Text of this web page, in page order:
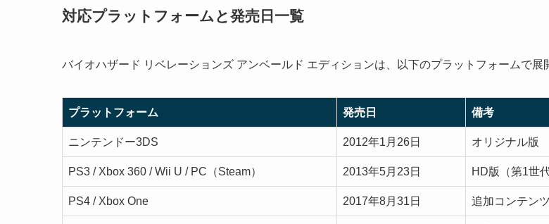
対応プラットフォームと発売日一覧
バイオハザード リベレーションズ アンベールド エディションは、以下のプラットフォームで展
プラットフォーム 発売日 備考
ニンテンドー3DS 2012年1月26日 オリジナル版
PS3 / Xbox 360 / Wii U / PC（Steam） 2013年5月23日 HD版（第1世代
PS4 / Xbox One 2017年8月31日 追加コンテン